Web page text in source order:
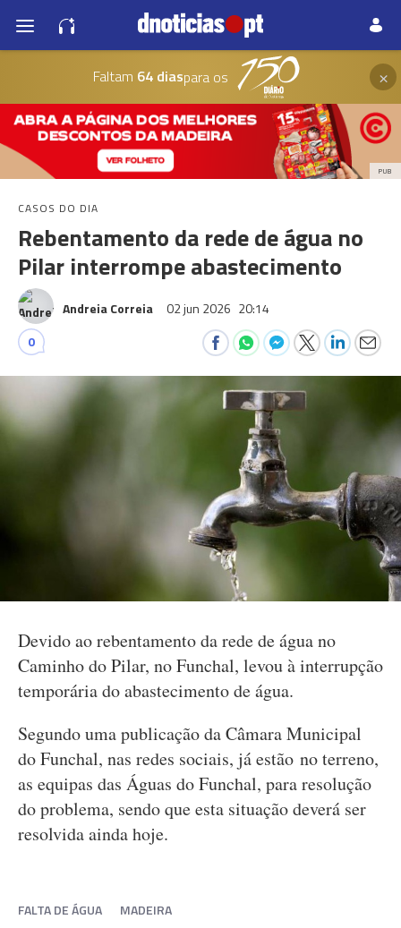
Faltam 64 diaspara os ×
PUB
CASOS DO DIA
Rebentamento da rede de água no
Pilar interrompe abastecimento
Andreia Correia 02 jun 2026 20:14
0
Devido ao rebentamento da rede de água no
Caminho do Pilar, no Funchal, levou à interrupção
temporária do abastecimento de água.
Segundo uma publicação da Câmara Municipal
do Funchal, nas redes sociais, já estão no terreno,
as equipas das Águas do Funchal, para resolução
do problema, sendo que esta situação deverá ser
resolvida ainda hoje.
FALTA DE ÁGUA MADEIRA